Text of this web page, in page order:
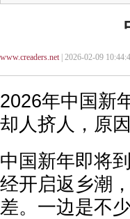
www.creaders.net| 2026-02-09
2026年中国新
却人挤人，原
中国新年即将
经开启返乡潮
差。一边是不